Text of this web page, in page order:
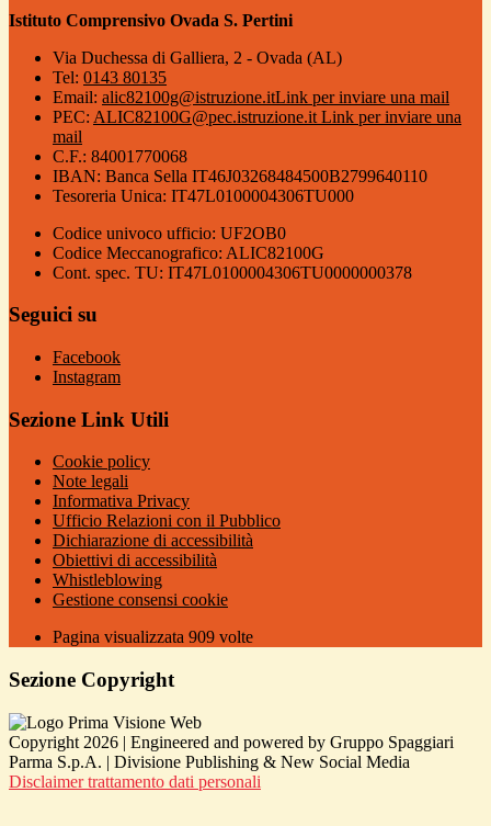
Istituto Comprensivo Ovada S. Pertini
Via Duchessa di Galliera, 2 - Ovada (AL)
Tel: 0143 80135
Email: alic82100g@istruzione.itLink per inviare una mail
PEC: ALIC82100G@pec.istruzione.it Link per inviare una
mail
C.F.: 84001770068
IBAN: Banca Sella IT46J03268484500B2799640110
Tesoreria Unica: IT47L0100004306TU000
Codice univoco ufficio: UF2OB0
Codice Meccanografico: ALIC82100G
Cont. spec. TU: IT47L0100004306TU0000000378
Seguici su
Facebook
Instagram
Sezione Link Utili
Cookie policy
Note legali
Informativa Privacy
Ufficio Relazioni con il Pubblico
Dichiarazione di accessibilità
Obiettivi di accessibilità
Whistleblowing
Gestione consensi cookie
Pagina visualizzata 909 volte
Sezione Copyright
Copyright 2026 | Engineered and powered by Gruppo Spaggiari
Parma S.p.A. | Divisione Publishing & New Social Media
Disclaimer trattamento dati personali